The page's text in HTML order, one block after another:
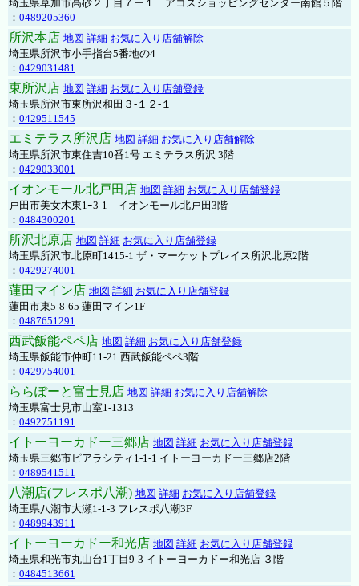
埼玉県草加市高砂２丁目７ー１ アコスショッピングセンター南館５階
： 0489205360
所沢本店 地図 詳細 お気に入り店舗解除
埼玉県所沢市小手指台5番地の4
： 0429031481
東所沢店 地図 詳細 お気に入り店舗登録
埼玉県所沢市東所沢和田３-１２-１
： 0429511545
エミテラス所沢店 地図 詳細 お気に入り店舗解除
埼玉県所沢市東住吉10番1号 エミテラス所沢 3階
： 0429033001
イオンモール北戸田店 地図 詳細 お気に入り店舗登録
戸田市美女木東1ｰ3‐1 イオンモール北戸田3階
： 0484300201
所沢北原店 地図 詳細 お気に入り店舗登録
埼玉県所沢市北原町1415-1 ザ・マーケットプレイス所沢北原2階
： 0429274001
蓮田マイン店 地図 詳細 お気に入り店舗登録
蓮田市東5-8-65 蓮田マイン1F
： 0487651291
西武飯能ペペ店 地図 詳細 お気に入り店舗登録
埼玉県飯能市仲町11-21 西武飯能ペペ3階
： 0429754001
ららぽーと富士見店 地図 詳細 お気に入り店舗解除
埼玉県富士見市山室1-1313
： 0492751191
イトーヨーカドー三郷店 地図 詳細 お気に入り店舗登録
埼玉県三郷市ピアラシティ1-1-1 イトーヨーカドー三郷店2階
： 0489541511
八潮店(フレスポ八潮) 地図 詳細 お気に入り店舗登録
埼玉県八潮市大瀬1-1-3 フレスポ八潮3F
： 0489943911
イトーヨーカドー和光店 地図 詳細 お気に入り店舗登録
埼玉県和光市丸山台1丁目9-3 イトーヨーカドー和光店 ３階
： 0484513661